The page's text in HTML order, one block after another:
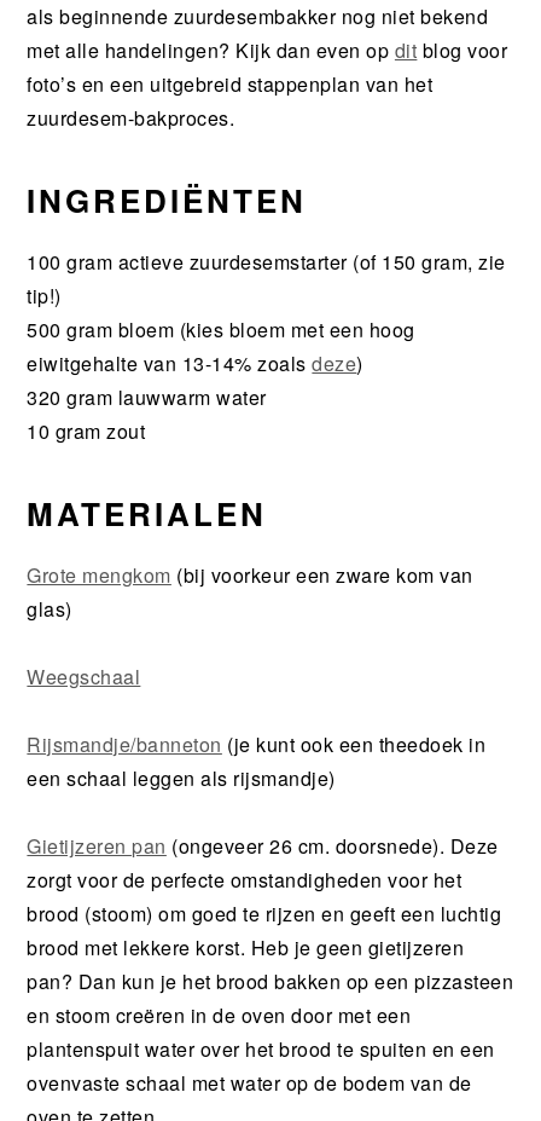
als beginnende zuurdesembakker nog niet bekend
met alle handelingen? Kijk dan even op dit blog voor
foto’s en een uitgebreid stappenplan van het
zuurdesem-bakproces.
INGREDIËNTEN
100 gram actieve zuurdesemstarter (of 150 gram, zie
tip!)
500 gram bloem (kies bloem met een hoog
eiwitgehalte van 13-14% zoalsdeze)
320 gram lauwwarm water
10 gram zout
MATERIALEN
Grote mengkom (bij voorkeur een zware kom van
glas)
Weegschaal
Rijsmandje/banneton (je kunt ook een theedoek in
een schaal leggen als rijsmandje)
Gietijzeren pan (ongeveer 26 cm. doorsnede). Deze
zorgt voor de perfecte omstandigheden voor het
brood (stoom) om goed te rijzen en geeft een luchtig
brood met lekkere korst. Heb je geen gietijzeren
pan? Dan kun je het brood bakken op een pizzasteen
en stoom creëren in de oven door met een
plantenspuit water over het brood te spuiten en een
ovenvaste schaal met water op de bodem van de